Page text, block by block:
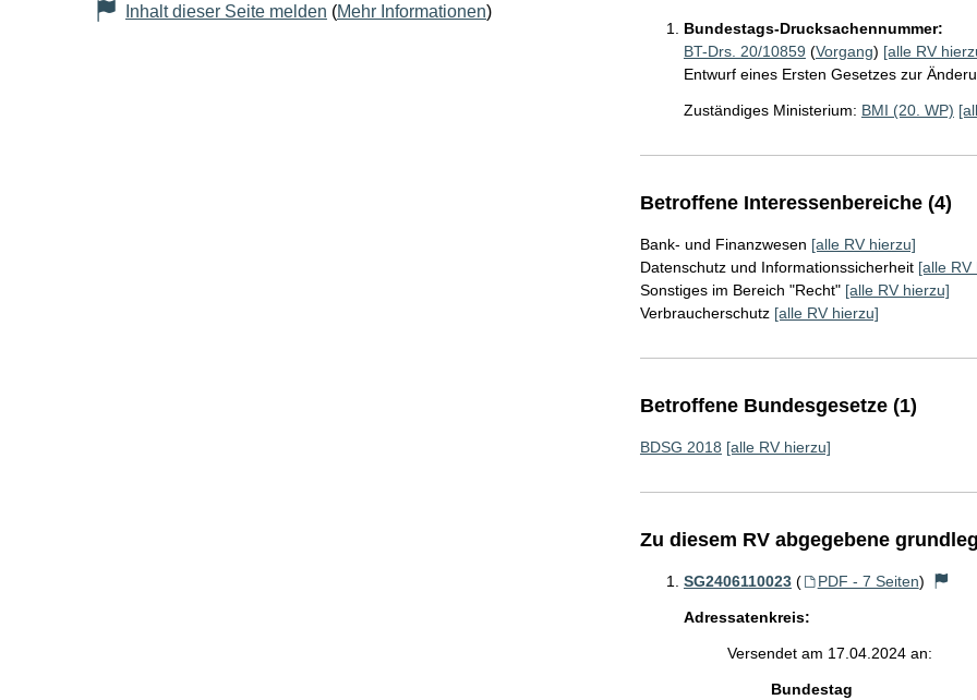
Inhalt dieser Seite melden (Mehr Informationen)
Bundestags-Drucksachennummer:
BT-Drs. 20/10859 (Vorgang) [alle RV
Entwurf eines Ersten Gesetzes zur
Zuständiges Ministerium: BMI (20. WP)
Betroffene Interessenbereiche (4)
Bank- und Finanzwesen [alle RV hierzu]
Datenschutz und Informationssicherheit [alle RV
Sonstiges im Bereich "Recht" [alle RV hierzu]
Verbraucherschutz [alle RV hierzu]
Betroffene Bundesgesetze (1)
BDSG 2018 [alle RV hierzu]
Zu diesem RV abgegebene
SG2406110023 ( PDF - 7 Seiten)
Adressatenkreis:
Versendet am 17.04.2024 an:
Bundestag